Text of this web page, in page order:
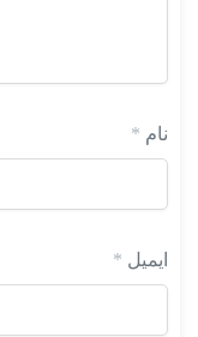
نام *
ایمیل *